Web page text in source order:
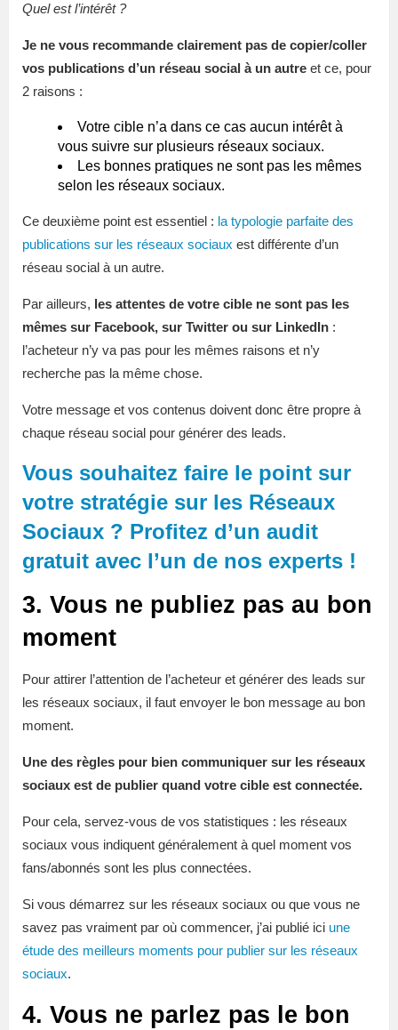
Quel est l’intérêt ?
Je ne vous recommande clairement pas de copier/coller
vos publications d’un réseau social à un autre et ce, pour
2 raisons :
Votre cible n’a dans ce cas aucun intérêt à
vous suivre sur plusieurs réseaux sociaux.
Les bonnes pratiques ne sont pas les mêmes
selon les réseaux sociaux.
Ce deuxième point est essentiel : la typologie parfaite des
publications sur les réseaux sociaux est différente d’un
réseau social à un autre.
Par ailleurs, les attentes de votre cible ne sont pas les
mêmes sur Facebook, sur Twitter ou sur LinkedIn :
l’acheteur n’y va pas pour les mêmes raisons et n’y
recherche pas la même chose.
Votre message et vos contenus doivent donc être propre à
chaque réseau social pour générer des leads.
Vous souhaitez faire le point sur
votre stratégie sur les Réseaux
Sociaux ? Profitez d’un audit
gratuit avec l’un de nos experts !
3. Vous ne publiez pas au bon
moment
Pour attirer l’attention de l’acheteur et générer des leads sur
les réseaux sociaux, il faut envoyer le bon message au bon
moment.
Une des règles pour bien communiquer sur les réseaux
sociaux est de publier quand votre cible est connectée.
Pour cela, servez-vous de vos statistiques : les réseaux
sociaux vous indiquent généralement à quel moment vos
fans/abonnés sont les plus connectées.
Si vous démarrez sur les réseaux sociaux ou que vous ne
savez pas vraiment par où commencer, j’ai publié ici une
étude des meilleurs moments pour publier sur les réseaux
sociaux.
4. Vous ne parlez pas le bon